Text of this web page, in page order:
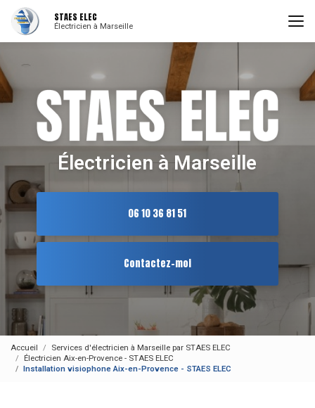
contenu
STAES ELEC
Électricien à Marseille
Électricien à Marseille
06 10 36 81 51
Contactez-moi
Accueil
Services d'électricien à Marseille par STAES ELEC
Électricien Aix-en-Provence - STAES ELEC
Installation visiophone Aix-en-Provence - STAES ELEC